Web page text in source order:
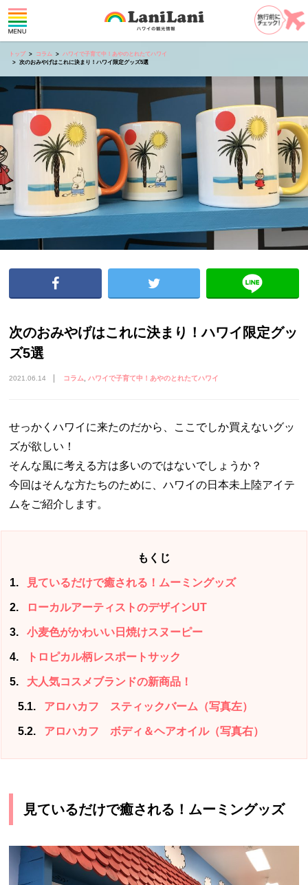
トップ コラム
ハワイで子育て中！あやのとれたてハワイ
次のおみやげはこれに決まり！ハワイ限定グッズ5選
次のおみやげはこれに決まり！ハワイ限定グッ
ズ5選
2021.06.14 コラム ハワイで子育て中！あやのとれたてハワイ
せっかくハワイに来たのだから、ここでしか買えないグッ
ズが欲しい！
そんな風に考える方は多いのではないでしょうか？
今回はそんな方たちのために、ハワイの日本未上陸アイテ
ムをご紹介します。
もくじ
1 見ているだけで癒される！ムーミングッズ
2 ローカルアーティストのデザインUT
3 小麦色がかわいい日焼けスヌーピー
4 トロピカル柄レスポートサック
5 大人気コスメブランドの新商品！
5.1 アロハカフ スティックバーム（写真左）
5.2 アロハカフ ボディ＆ヘアオイル（写真右）
見ているだけで癒される！ムーミングッズ